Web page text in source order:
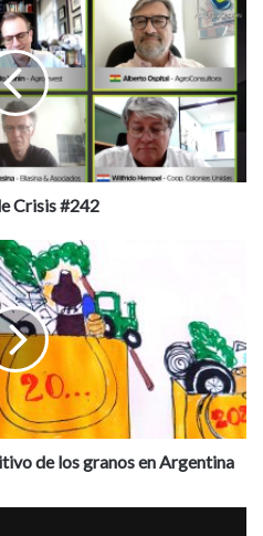
Crisis #242
de los granos en Argentina